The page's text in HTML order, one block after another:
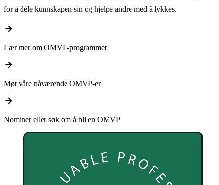
for å dele kunnskapen sin og hjelpe andre med å lykkes.
arrow_forward
Lær mer om OMVP-programmet
arrow_forward
Møt våre nåværende OMVP-er
arrow_forward
Nominer eller søk om å bli en OMVP